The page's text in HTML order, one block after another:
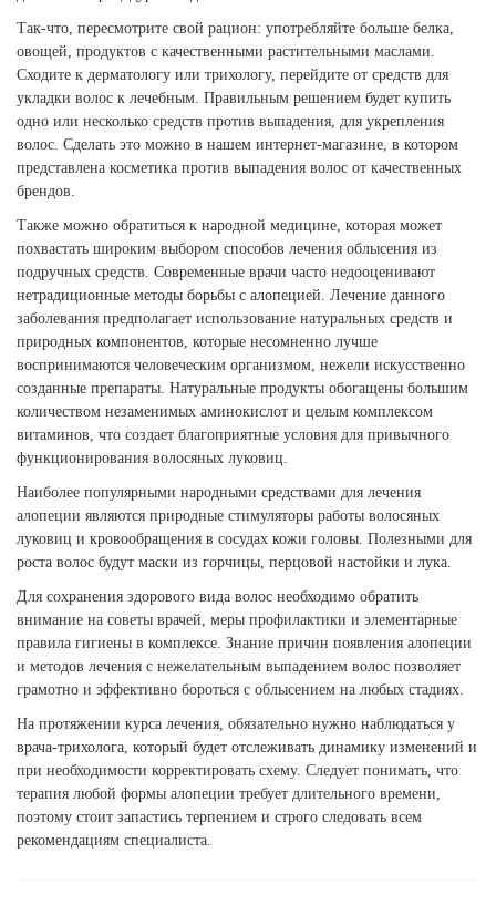
Так-что, пересмотрите свой рацион: употребляйте больше белка,
овощей, продуктов с качественными растительными маслами.
Сходите к дерматологу или трихологу, перейдите от средств для
укладки волос к лечебным. Правильным решением будет купить
одно или несколько средств против выпадения, для укрепления
волос. Сделать это можно в нашем интернет-магазине, в котором
представлена косметика против выпадения волос от качественных
брендов.
Также можно обратиться к народной медицине, которая может
похвастать широким выбором способов лечения облысения из
подручных средств. Современные врачи часто недооценивают
нетрадиционные методы борьбы с алопецией. Лечение данного
заболевания предполагает использование натуральных средств и
природных компонентов, которые несомненно лучше
воспринимаются человеческим организмом, нежели искусственно
созданные препараты. Натуральные продукты обогащены большим
количеством незаменимых аминокислот и целым комплексом
витаминов, что создает благоприятные условия для привычного
функционирования волосяных луковиц.
Наиболее популярными народными средствами для лечения
алопеции являются природные стимуляторы работы волосяных
луковиц и кровообращения в сосудах кожи головы. Полезными для
роста волос будут маски из горчицы, перцовой настойки и лука.
Для сохранения здорового вида волос необходимо обратить
внимание на советы врачей, меры профилактики и элементарные
правила гигиены в комплексе. Знание причин появления алопеции
и методов лечения с нежелательным выпадением волос позволяет
грамотно и эффективно бороться с облысением на любых стадиях.
На протяжении курса лечения, обязательно нужно наблюдаться у
врача-трихолога, который будет отслеживать динамику изменений и
при необходимости корректировать схему. Следует понимать, что
терапия любой формы алопеции требует длительного времени,
поэтому стоит запастись терпением и строго следовать всем
рекомендациям специалиста.